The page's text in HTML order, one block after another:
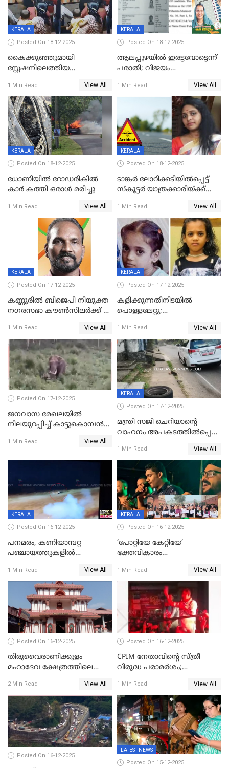
KERALA
Posted On 18-12-2025
കൈക്കുഞ്ഞുമായി
സ്റ്റേഷനിലെത്തിയ
കരണത്തടിച്ചു; CC ടിവി
ദൃശ്യങ്ങൾ പുറത്ത്
1 Min Read View All
KERALA
Posted On 18-12-2025
ആലപ്പുഴയിൽ ഇരട്ടവോട്ടെന്ന്
പരാതി; വിജയം
വാർഡിലെ എൽഡിഎഫ്
സ്ഥാനാർത്ഥി
1 Min Read View All
KERALA
Posted On 18-12-2025
ധോണിയിൽ റോഡരികിൽ
കാർ കത്തി ഒരാൾ മരിച്ചു
1 Min Read View All
KERALA
Posted On 18-12-2025
ടാങ്കർ ലോറിക്കടിയിൽപ്പെട്ട്
സ്കൂട്ടർ യാത്രക്കാരിയ്ക്ക്
കണ്ടോത്ത് ദേശീയ പാതയിൽ
1 Min Read View All
KERALA
Posted On 17-12-2025
കണ്ണൂരിൽ ബിജെപി നിയുക്ത
നഗരസഭാ കൗൺസിലർക്ക് 36
1 Min Read View All
KERALA
Posted On 17-12-2025
കളിക്കുന്നതിനിടയിൽ
പൊള്ളലേറ്റു;
ക്ലാസ് വിദ്യാർത്ഥിനി മരിച്ചു
1 Min Read View All
Posted On 17-12-2025
ജനവാസ മേഖലയില്‍
നിലയുറപ്പിച്ച് കാട്ടുകൊമ്പന്‍
1 Min Read View All
KERALA
Posted On 17-12-2025
മന്ത്രി സജി ചെറിയാന്റെ
വാഹനം അപകടത്തിൽപ്പെട്ടു;
രക്ഷപ്പെട്ടത് തലനാരിടയ്ക്ക്
1 Min Read View All
KERALA
Posted On 16-12-2025
പനമരം, കണിയാമ്പറ്റ
പഞ്ചായത്തുകളിൽ
സ്ഥാപനങ്ങൾക്ക് അവധി
1 Min Read View All
KERALA
Posted On 16-12-2025
‘പോറ്റിയേ കേറ്റിയേ’
ഭക്തവികാരം
ഡിജിപിക്ക് പരാതി; ശക്തമായ
നടപടി വേണമെന്നു
സിപിഐഎമ്മും
1 Min Read View All
Posted On 16-12-2025
തിരുവൈരാണിക്കുളം
മഹാദേവ ക്ഷേത്രത്തിലെ
ജനുവരി 2 ന് തുടക്കമാകും
2 Min Read View All
Posted On 16-12-2025
CPIM നേതാവിൻ്റെ സ്ത്രീ
വിരുദ്ധ പരാമർശം;
1 Min Read View All
Posted On 16-12-2025
LATEST NEWS
Posted On 15-12-2025